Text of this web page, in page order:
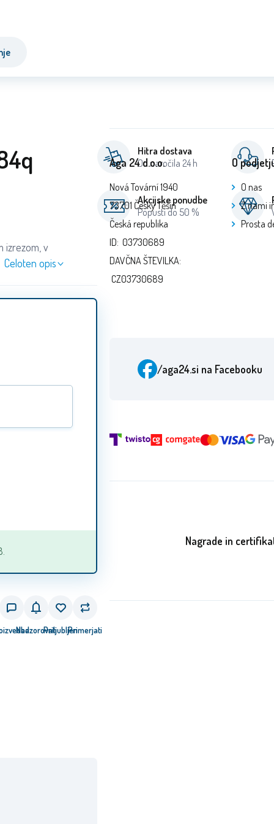
izrezom, v
Celoten opis
NadzorovatiPriljubljenPrimerjati
Hitra dostava
Od naročila 24 h
Akcijske ponudbe
Popusti do 50 %
Aga 24 d.o.o.
Nová Tovární 1940
73701 Český Těšín
Česká republika
ID: 03730689
DAVČNA ŠTEVILKA:
CZ03730689
O
O nas
Z nami
Prosta
/aga24.si na Facebooku
Nagrade in